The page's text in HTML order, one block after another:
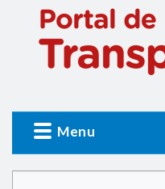
Menu